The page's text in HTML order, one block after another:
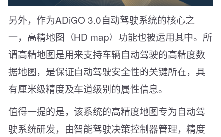
另外，作为ADiGO 3.0自动驾驶系统的核心之
一，高精地图（HD map）功能也被运用其中。所
谓高精地图是用来支持车辆自动驾驶的高精度数
据地图，是保证自动驾驶安全性的关键所在，具
有厘米级精度及车道级别的属性信息。
值得一提的是，该系统的高精度地图专为自动驾
驶系统研发，由智能驾驶决策控制器管理，精度